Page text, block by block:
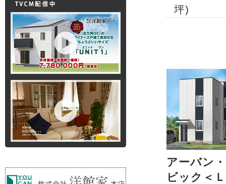
坪)
アーバン
ビック＜